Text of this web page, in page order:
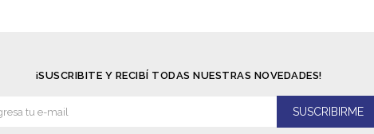
¡SUSCRIBITE Y RECIBÍ TODAS NUESTRAS NOVEDADES!
SUSCRIBIRME